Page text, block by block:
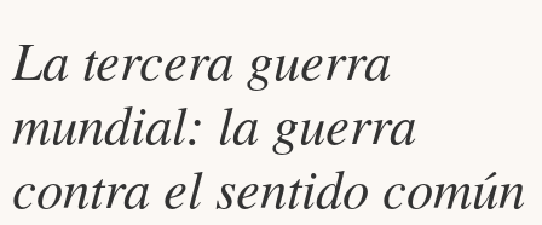
La tercera guerra
mundial: la guerra
contra el sentido común